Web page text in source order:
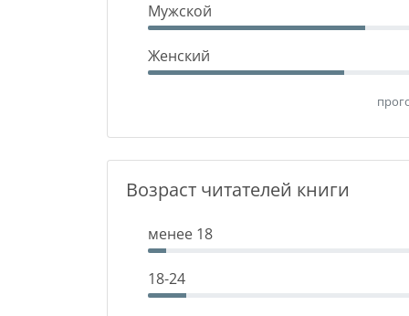
Мужской
Женский
Возраст читателей книги
менее 18
18-24